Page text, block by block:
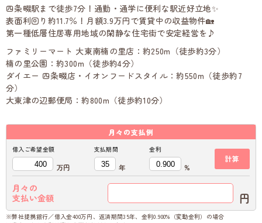
四条畷駅まで徒歩7分！通勤・通学に便利な駅近好立地✨
表面利回り約11.7％！月額3.9万円で賃貸中の収益物件🏡
第一種低層住居専用地域の閑静な住宅街で安定経営を♪
ファミリーマート 大東南楠の里店：約250m（徒歩約3分）
楠の里公園：約300m（徒歩約4分）
ダイエー 四条畷店・イオンフードスタイル：約550m（徒歩約7
分）
大東津の辺郵便局：約800m（徒歩約10分）
月々の支払例
借入ご希望金額
万円
支払期間
年
金利
%
計算
月々の
支払い金額
円
※弊社提携銀行／借入金400万円、返済期間35年、金利0.900%（変動金利）の場合